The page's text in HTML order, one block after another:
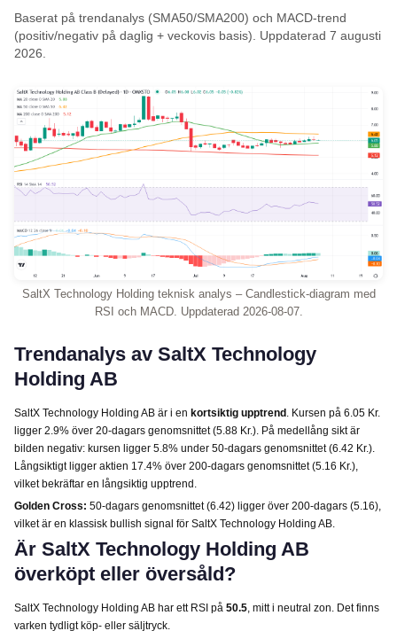
Baserat på trendanalys (SMA50/SMA200) och MACD-trend
(positiv/negativ på daglig + veckovis basis). Uppdaterad 7 augusti
2026.
SaltX Technology Holding teknisk analys – Candlestick-diagram med
RSI och MACD. Uppdaterad 2026-08-07.
Trendanalys av SaltX Technology
Holding AB
SaltX Technology Holding AB är i en kortsiktig upptrend . Kursen på 6.05 Kr.
ligger 2.9% över 20-dagars genomsnittet (5.88 Kr.). På medellång sikt är
bilden negativ: kursen ligger 5.8% under 50-dagars genomsnittet (6.42 Kr.).
Långsiktigt ligger aktien 17.4% över 200-dagars genomsnittet (5.16 Kr.),
vilket bekräftar en långsiktig upptrend.
Golden Cross: 50-dagars genomsnittet (6.42) ligger över 200-dagars (5.16),
vilket är en klassisk bullish signal för SaltX Technology Holding AB.
Är SaltX Technology Holding AB
överköpt eller översåld?
SaltX Technology Holding AB har ett RSI på 50.5, mitt i neutral zon. Det finns
varken tydligt köp- eller säljtryck.